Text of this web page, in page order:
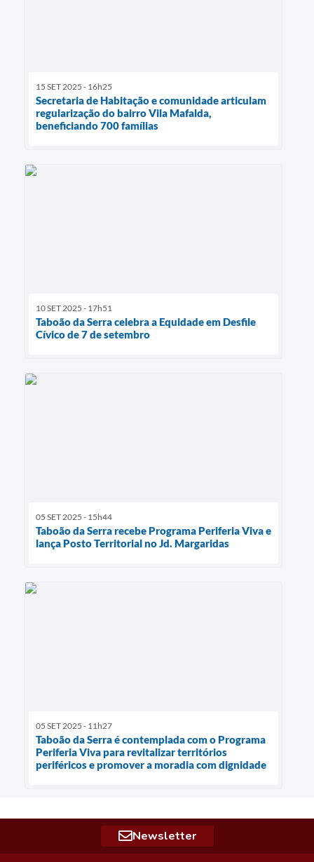
15 SET 2025 - 16h25
Secretaria de Habitação e comunidade articulam
regularização do bairro Vila Mafalda,
beneficiando 700 famílias
10 SET 2025 - 17h51
Taboão da Serra celebra a Equidade em Desfile
Cívico de 7 de setembro
05 SET 2025 - 15h44
Taboão da Serra recebe Programa Periferia Viva e
lança Posto Territorial no Jd. Margaridas
05 SET 2025 - 11h27
Taboão da Serra é contemplada com o Programa
Periferia Viva para revitalizar territórios
periféricos e promover a moradia com dignidade
Newsletter